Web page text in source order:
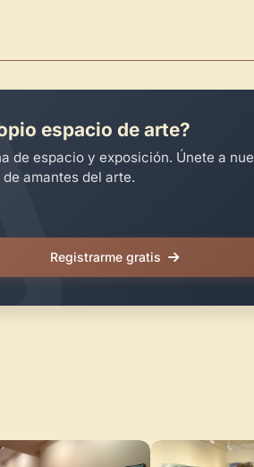
espacio de arte?
de espacio y exposición. Únete a
amantes del arte.
Registrarme gratis